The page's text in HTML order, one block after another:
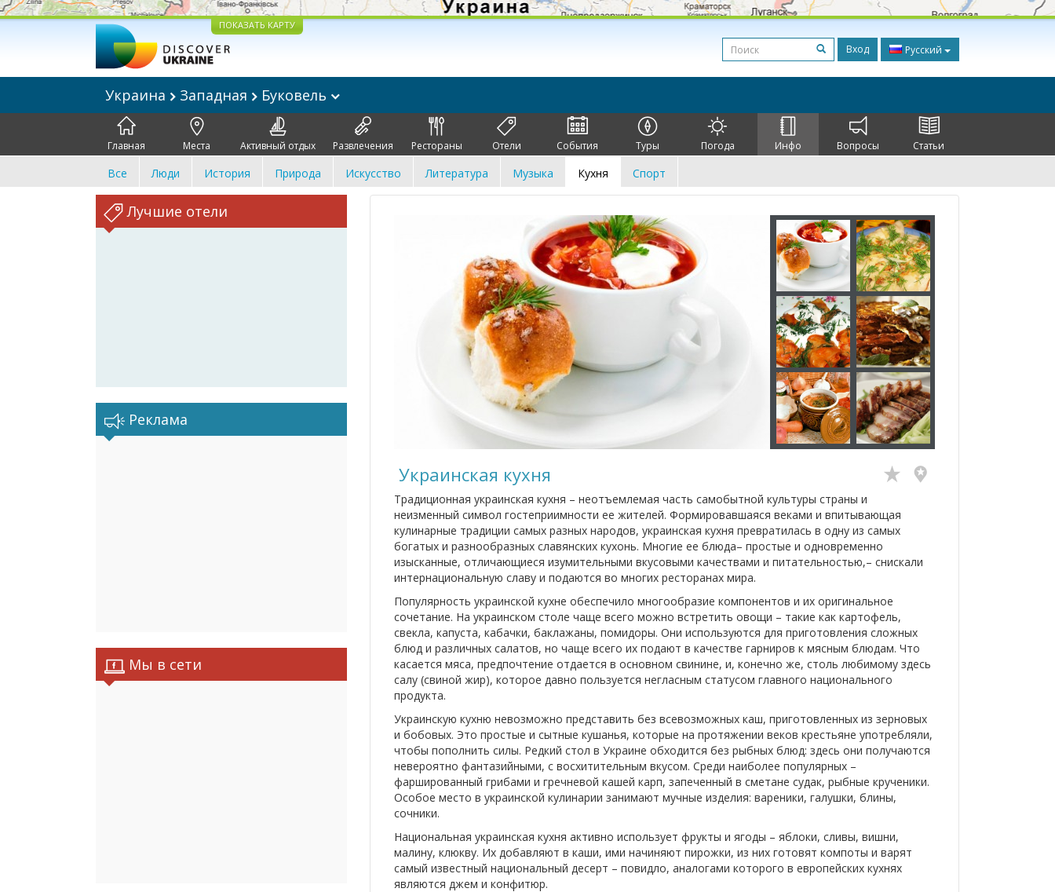
ПОКАЗАТЬ КАРТУ
Вход Русский
Украина Западная Буковель
Главная Места Активный отдых Развлечения Рестораны Отели События Туры Погода Инфо Вопросы Статьи
Все Люди История Природа Искусство Литература Музыка Кухня Спорт
Лучшие отели
Реклама
Мы в сети
Украинская кухня
Традиционная украинская кухня – неотъемлемая часть самобытной культуры страны и
неизменный символ гостеприимности ее жителей. Формировавшаяся веками и впитывающая
кулинарные традиции самых разных народов, украинская кухня превратилась в одну из самых
богатых и разнообразных славянских кухонь. Многие ее блюда– простые и одновременно
изысканные, отличающиеся изумительными вкусовыми качествами и питательностью,– снискали
интернациональную славу и подаются во многих ресторанах мира.
Популярность украинской кухне обеспечило многообразие компонентов и их оригинальное
сочетание. На украинском столе чаще всего можно встретить овощи – такие как картофель,
свекла, капуста, кабачки, баклажаны, помидоры. Они используются для приготовления сложных
блюд и различных салатов, но чаще всего их подают в качестве гарниров к мясным блюдам. Что
касается мяса, предпочтение отдается в основном свинине, и, конечно же, столь любимому здесь
салу (свиной жир), которое давно пользуется негласным статусом главного национального
продукта.
Украинскую кухню невозможно представить без всевозможных каш, приготовленных из зерновых
и бобовых. Это простые и сытные кушанья, которые на протяжении веков крестьяне употребляли,
чтобы пополнить силы. Редкий стол в Украине обходится без рыбных блюд: здесь они получаются
невероятно фантазийными, с восхитительным вкусом. Среди наиболее популярных –
фаршированный грибами и гречневой кашей карп, запеченный в сметане судак, рыбные крученики.
Особое место в украинской кулинарии занимают мучные изделия: вареники, галушки, блины,
сочники.
Национальная украинская кухня активно использует фрукты и ягоды – яблоки, сливы, вишни,
малину, клюкву. Их добавляют в каши, ими начиняют пирожки, из них готовят компоты и варят
самый известный национальный десерт – повидло, аналогами которого в европейских кухнях
являются джем и конфитюр.